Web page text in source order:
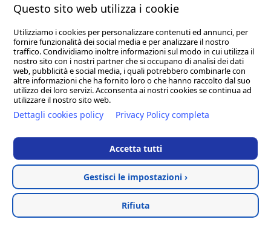
Foresi Srl - Via Piero Gobetti, 110 - Zona Ind.le A,
62012 Civitanova Marche (MC) P.I. 01693510438
Cookie policy
Hosted & created by Clion
Questo sito web utilizza i cookie
Utilizziamo i cookies per personalizzare contenuti ed annunci, per
fornire funzionalità dei social media e per analizzare il nostro
traffico. Condividiamo inoltre informazioni sul modo in cui utilizza il
nostro sito con i nostri partner che si occupano di analisi dei dati
web, pubblicità e social media, i quali potrebbero combinarle con
altre informazioni che ha fornito loro o che hanno raccolto dal suo
utilizzo dei loro servizi. Acconsenta ai nostri cookies se continua ad
utilizzare il nostro sito web.
Dettagli cookies policy Privacy Policy completa
Accetta tutti
Gestisci le impostazioni ›
Rifiuta